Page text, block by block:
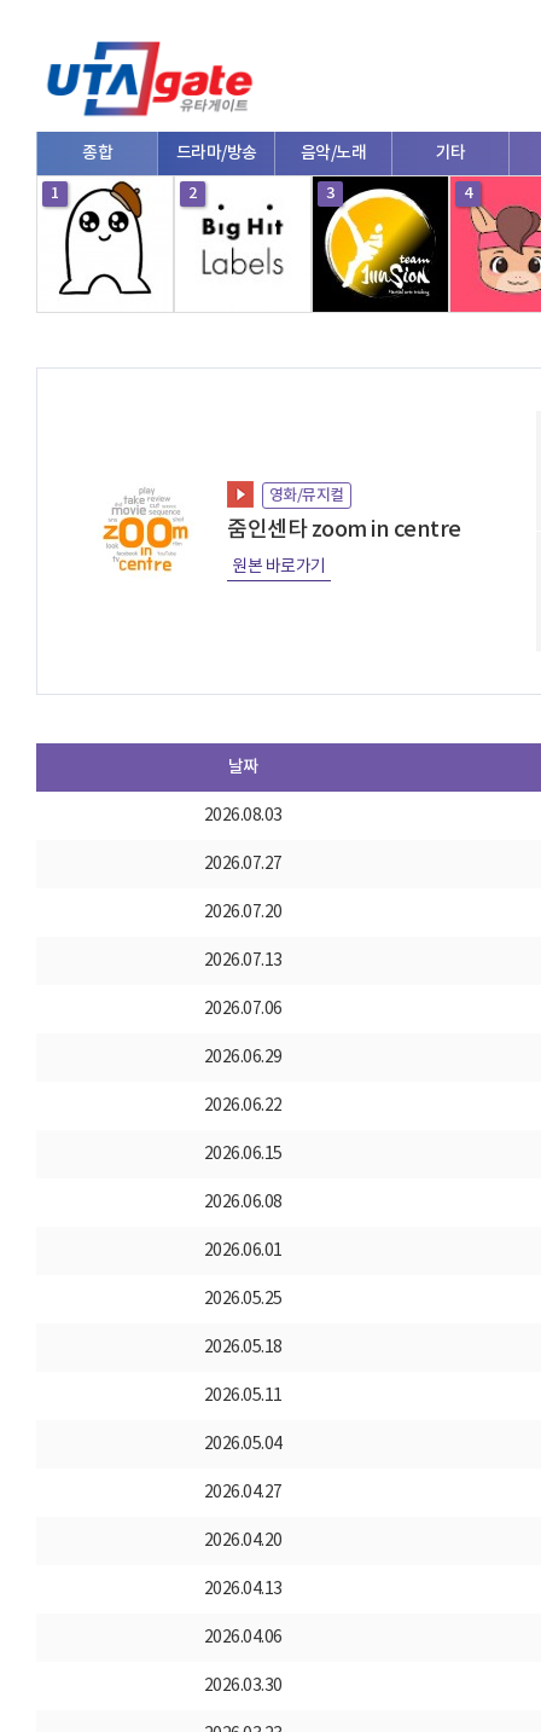
종합 드라마/방송 음악/노래 기타
1 2 3 4
영화/뮤지컬
줌인센타 zoom in centre
원본 바로가기
날짜
2026.08.03
2026.07.27
2026.07.20
2026.07.13
2026.07.06
2026.06.29
2026.06.22
2026.06.15
2026.06.08
2026.06.01
2026.05.25
2026.05.18
2026.05.11
2026.05.04
2026.04.27
2026.04.20
2026.04.13
2026.04.06
2026.03.30